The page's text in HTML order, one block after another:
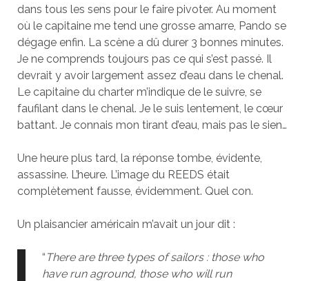
dans tous les sens pour le faire pivoter. Au moment
où le capitaine me tend une grosse amarre, Pando se
dégage enfin. La scène a dû durer 3 bonnes minutes.
Je ne comprends toujours pas ce qui s’est passé. Il
devrait y avoir largement assez d’eau dans le chenal.
Le capitaine du charter m’indique de le suivre, se
faufilant dans le chenal. Je le suis lentement, le cœur
battant. Je connais mon tirant d’eau, mais pas le sien…
Une heure plus tard, la réponse tombe, évidente,
assassine. L’heure. L’image du REEDS était
complètement fausse, évidemment. Quel con.
Un plaisancier américain m’avait un jour dit :
“ There are three types of sailors : those who
have run aground, those who will run